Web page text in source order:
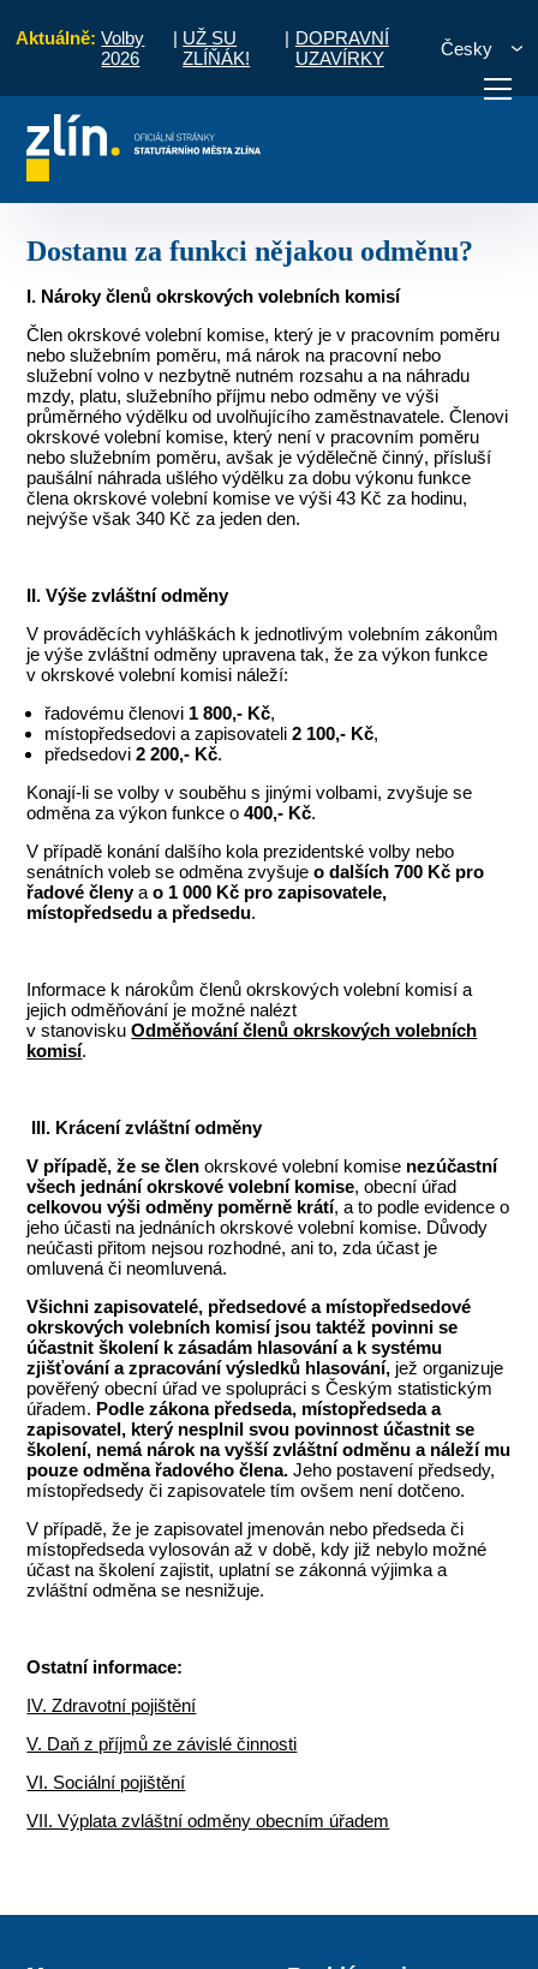
Aktuálně: Volby
2026
| UŽ SU
ZLÍŇÁK!
| DOPRAVNÍ
UZAVÍRKY
Česky
Potřebuji zaplatit Diskuzní
Dostanu za funkci nějakou odměnu?
I. Nároky členů okrskových volebních komisí
Člen okrskové volební komise, který je v pracovním poměru
nebo služebním poměru, má nárok na pracovní nebo
služební volno v nezbytně nutném rozsahu a na náhradu
mzdy, platu, služebního příjmu nebo odměny ve výši
průměrného výdělku od uvolňujícího zaměstnavatele. Členovi
okrskové volební komise, který není v pracovním poměru
nebo služebním poměru, avšak je výdělečně činný, přísluší
paušální náhrada ušlého výdělku za dobu výkonu funkce
člena okrskové volební komise ve výši 43 Kč za hodinu,
nejvýše však 340 Kč za jeden den.
II. Výše zvláštní odměny
V prováděcích vyhláškách k jednotlivým volebním zákonům
je výše zvláštní odměny upravena tak, že za výkon funkce
v okrskové volební komisi náleží:
řadovému členovi 1 800,- Kč,
místopředsedovi a zapisovateli2 100,- Kč,
předsedovi2 200,- Kč.
Konají-li se volby v souběhu s jinými volbami, zvyšuje se
odměna za výkon funkce o400,- Kč.
V případě konání dalšího kola prezidentské volby nebo
senátních voleb se odměna zvyšujeo dalších 700 Kč pro
řadové členyao 1 000 Kč pro zapisovatele,
místopředsedu a předsedu.
Informace k nárokům členů okrskových volební komisí a
jejich odměňování je možné nalézt
v stanoviskuOdměňování členů okrskových volebních
komisí.
III. Krácení zvláštní odměny
V případě, že se člen okrskové volební komise nezúčastní
všech jednání okrskové volební komise, obecní úřad
celkovou výši odměny poměrně krátí, a to podle evidence o
jeho účasti na jednáních okrskové volební komise. Důvody
neúčasti přitom nejsou rozhodné, ani to, zda účast je
omluvená či neomluvená.
Všichni zapisovatelé, předsedové a místopředsedové
okrskových volebních komisí jsou taktéž povinni se
účastnit školení k zásadám hlasování a k systému
zjišťování a zpracování výsledků hlasování, jež organizuje
pověřený obecní úřad ve spolupráci s Českým statistickým
úřadem. Podle zákona předseda, místopředseda a
zapisovatel, který nesplnil svou povinnost účastnit se
školení, nemá nárok na vyšší zvláštní odměnu a náleží mu
pouze odměna řadového člena. Jeho postavení předsedy,
místopředsedy či zapisovatele tím ovšem není dotčeno.
V případě, že je zapisovatel jmenován nebo předseda či
místopředseda vylosován až v době, kdy již nebylo možné
účast na školení zajistit, uplatní se zákonná výjimka a
zvláštní odměna se nesnižuje.
Ostatní informace:
IV. Zdravotní pojištění
V. Daň z příjmů ze závislé činnosti
VI. Sociální pojištění
VII. Výplata zvláštní odměny obecním úřadem